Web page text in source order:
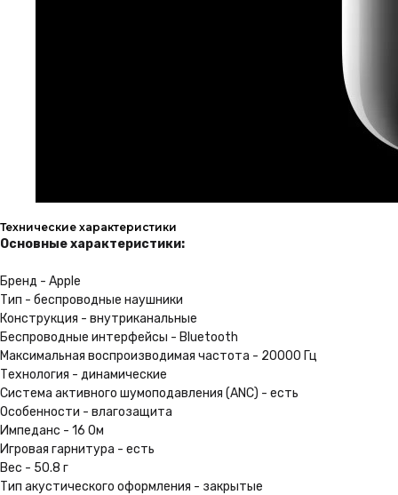
Технические характеристики
Основные характеристики:
Бренд - Apple
Тип - беспроводные наушники
Конструкция - внутриканальные
Беспроводные интерфейсы - Bluetooth
Максимальная воспроизводимая частота - 20000 Гц
Технология - динамические
Система активного шумоподавления (ANC) - есть
Особенности - влагозащита
Импеданс - 16 Ом
Игровая гарнитура - есть
Вес - 50.8 г
Тип акустического оформления - закрытые
Профессиональные
консультанты
Получайте баллы с каждой
покупки, и совершайте
выгодой
Наши специалисты помогут Вам
подобрать устройство
и расскажут Вам про него
Присоединиться